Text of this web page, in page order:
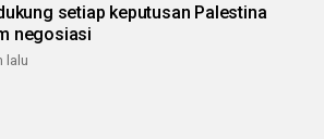
setiap keputusan Palestina
negosiasi
lalu